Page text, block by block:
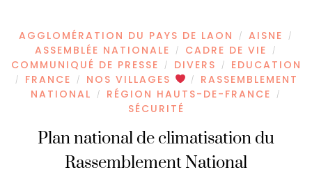
AGGLOMÉRATION DU PAYS DE LAON / AISNE /
ASSEMBLÉE NATIONALE / CADRE DE VIE /
COMMUNIQUÉ DE PRESSE / DIVERS / EDUCATION
/ FRANCE / NOS VILLAGES /
RASSEMBLEMENT
NATIONAL
/ RÉGION HAUTS-DE-FRANCE /
SÉCURITÉ
Plan national de climatisation du
Rassemblement National